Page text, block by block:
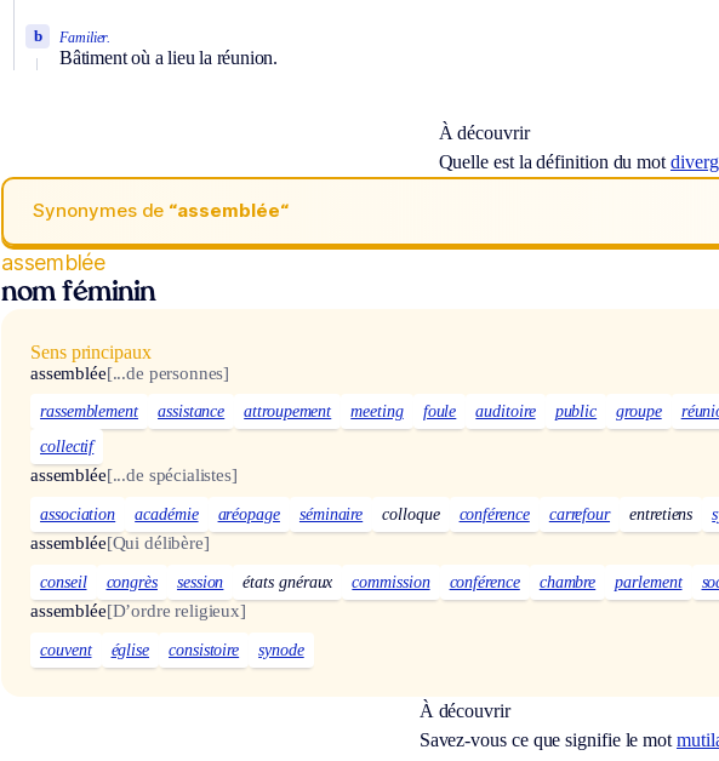
Familier.
Bâtiment où a lieu la réunion.
b
À découvrir
Quelle est la définition du mot
Synonymes de “assemblée“
assemblée
nom féminin
Sens principaux
assemblée[...de personnes]
rassemblement assistance attroupement meeting foule auditoire public groupe
collectif
assemblée[...de spécialistes]
association académie aréopage séminaire colloque conférence carrefour entretiens
assemblée[Qui délibère]
conseil congrès session états gnéraux commission conférence chambre parlement
assemblée[D’ordre religieux]
couvent église consistoire synode
À découvrir
Savez-vous ce que signifie le mot